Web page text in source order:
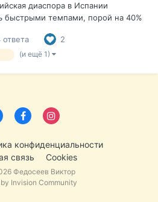
диаспора в Испании
быстрыми темпами, порой на 40%
коллективы выходцев
республик Советского Союза,
ответа 2
(и ещё 1)
конфиденциальности
связь
Cookies
Федосеев Виктор
Invision Community